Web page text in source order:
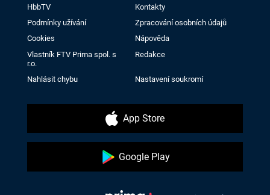
HbbTV
Kontakty
Podmínky užívání
Zpracování osobních údajů
Cookies
Nápověda
Vlastník FTV Prima spol. s
r.o.
Redakce
Nahlásit chybu Nastavení soukromí
App Store
Google Play